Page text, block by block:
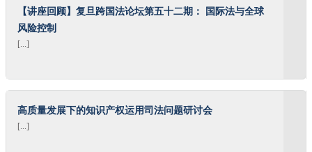
【讲座回顾】复旦跨国法论坛第五十二期： 国际法与全球
风险控制
[...]
高质量发展下的知识产权运用司法问题研讨会
[...]